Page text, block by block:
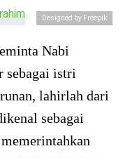
Designed by Freepik
Nabi
sebagai istri
lahirlah dari
sebagai